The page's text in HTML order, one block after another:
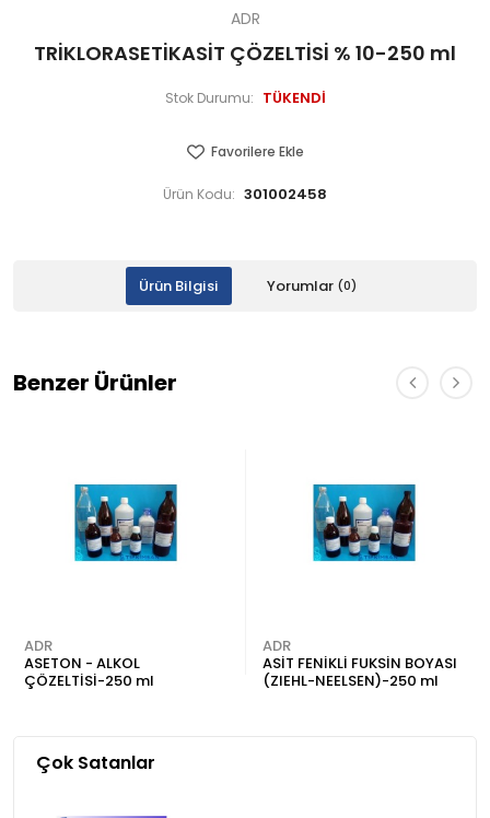
ADR
TRİKLORASETİKASİT ÇÖZELTİSİ % 10-250 ml
Stok Durumu: TÜKENDİ
Favorilere Ekle
Ürün Kodu: 301002458
Ürün Bilgisi Yorumlar (0)
Benzer Ürünler
ADR
ASETON - ALKOL
ÇÖZELTİSİ-250 ml
ADR
ASİT FENİKLİ FUKSİN BOYASI
(ZIEHL-NEELSEN)-250 ml
Çok Satanlar